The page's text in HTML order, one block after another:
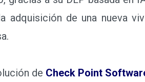
adquisición de una nueva
de Check Point